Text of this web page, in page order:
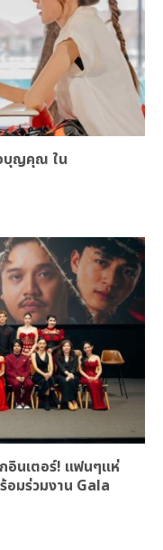
บุญคุณ ใน
นเตอร์! แฟนๆแห่
มร่วมงาน Gala